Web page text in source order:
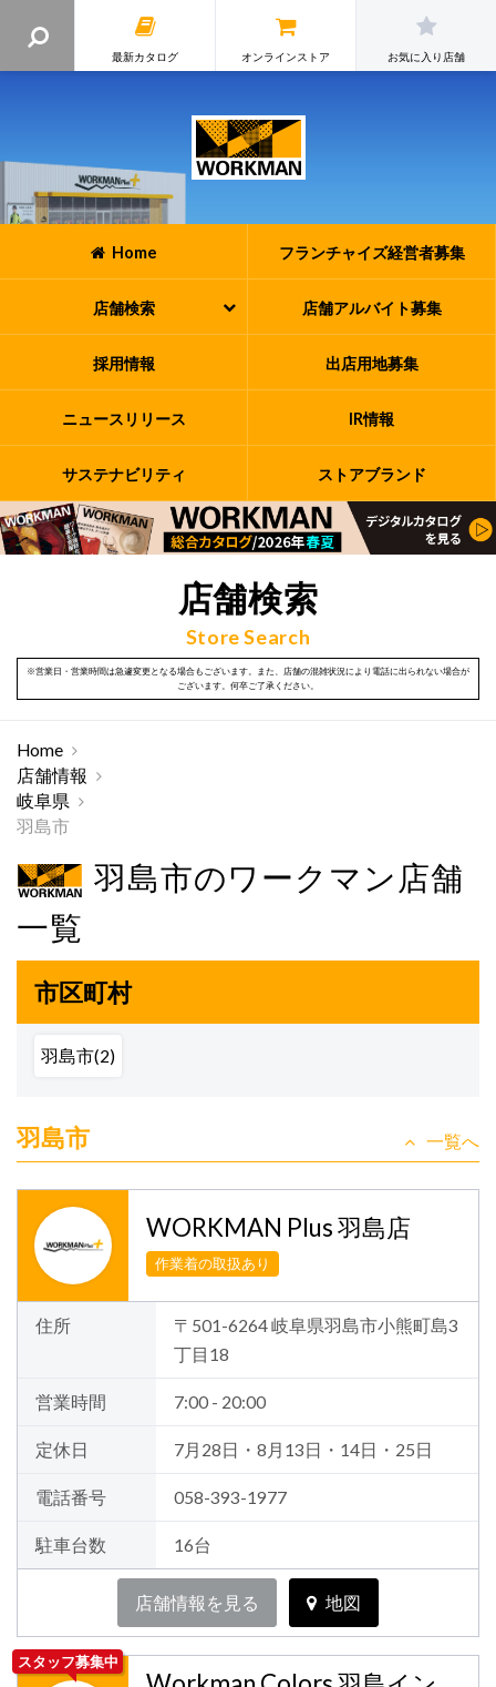
最新カタログ オンラインストア お気に入り店舗
Home フランチャイズ経営者募集
店舗検索 店舗アルバイト募集
採用情報 出店用地募集
ニュースリリース IR情報
サステナビリティ ストアブランド
店舗検索
Store Search
※営業日・営業時間は急遽変更となる場合もございます。また、店舗の混雑状況により電話に出られない場合が
ございます。何卒ご了承ください。
Home
店舗情報
岐阜県
羽島市
羽島市のワークマン店舗
一覧
市区町村
羽島市(2)
羽島市 一覧へ
WORKMAN Plus 羽島店
作業着の取扱あり
住所
〒501-6264 岐阜県羽島市小熊町島3
丁目18
営業時間 7:00 - 20:00
定休日 7月28日・8月13日・14日・25日
電話番号 058-393-1977
駐車台数 16台
店舗情報を見る 地図
スタッフ募集中